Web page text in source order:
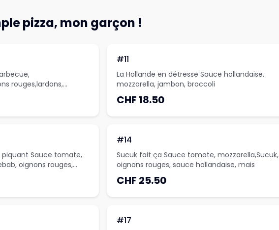
pizza, mon garçon !
rouges,lardons,
#11
La Hollande en détresse Sauce hollandaise,
mozzarella, jambon, broccoli
CHF 18.50
piquant Sauce tomate,
oignons rouges,
#14
Sucuk fait ça Sauce tomate, mozzarella,Sucuk,
oignons rouges, sauce hollandaise, mais
CHF 25.50
#17